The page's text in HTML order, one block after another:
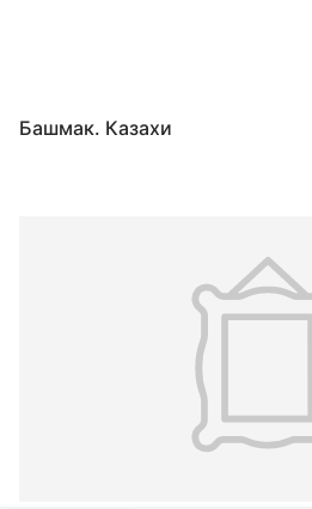
Башмак. Казахи